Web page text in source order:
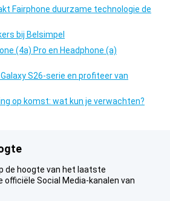
Fairphone duurzame technologie de
bij Belsimpel
(4a) Pro en Headphone (a)
S26-serie en profiteer van
op komst: wat kun je verwachten?
de hoogte van het laatste
officiële Social Media-kanalen van